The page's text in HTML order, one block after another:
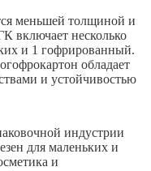
меньшей толщиной и
включает несколько
и 1 гофрированный.
обладает
и устойчивостью
индустрии
для маленьких и
и